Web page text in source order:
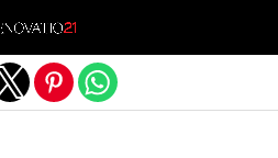
version